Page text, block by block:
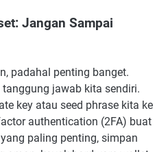
Jangan Sampai
padahal penting banget.
jawab kita sendiri.
key atau seed phrase kita ke
authentication (2FA) buat
paling penting, simpan